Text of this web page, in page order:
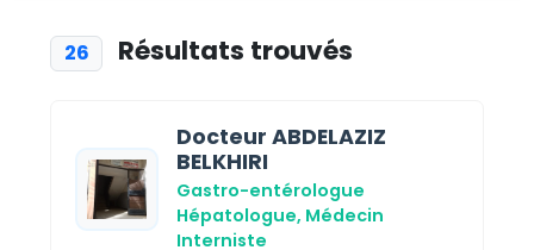
26 Résultats trouvés
Docteur ABDELAZIZ
BELKHIRI
Gastro-entérologue
Hépatologue, Médecin
Interniste